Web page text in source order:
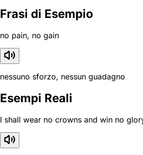
Frasi di Esempio
no pain, no gain
nessuno sforzo, nessun guadagno
Esempi Reali
I shall wear no crowns and win no